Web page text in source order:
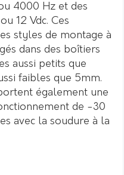
4000 Hz et des
12 Vdc. Ces
styles de montage à
dans des boîtiers
aussi petits que
faibles que 5mm.
également une
de -30
avec la soudure à la